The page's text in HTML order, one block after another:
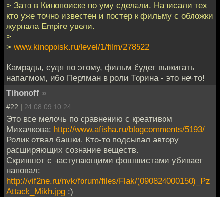
> Зато в Кинопоиске по уму сделали. Написали тех
кто уже точно известен и постер к фильму с обложки
журнала Empire увели.
>
> www.kinopoisk.ru/level/1/film/278522
Камрады, судя по этому, фильм будет выжигать
напалмом, ибо Перлман в роли Торина - это нечто!
Tihonoff »
#22 | 24.08.09 10:24
Это все мелочь по сравнению с креативом
Михалкова: http://www.afisha.ru/blogcomments/5193/
Ролик отвал башки. Кто-то подсыпал автору
расширяющих сознание веществ.
Скриншот с наступающими фошшистами убивает
наповал:
http://vif2ne.ru/nvk/forum/files/Flak/(090824000150)_Pz
Attack_Mikh.jpg :)